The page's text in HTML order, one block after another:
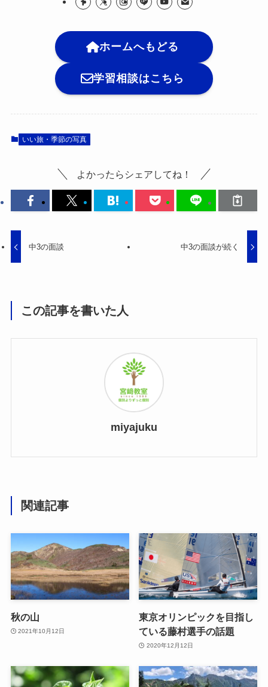
ホームへもどる
学習相談はこちら
いい旅・季節の写真
よかったらシェアしてね！
中3の面談 中3の面談が続く
この記事を書いた人
miyajuku
関連記事
秋の山
2021年10月12日
東京オリンピックを目指し
ている藤村選手の話題
2020年12月12日